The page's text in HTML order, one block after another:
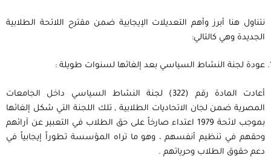
نتناول هنا أبرز وأهم التعديلات الإيجابية ضمن مقترح اللائحة الطلابية
الجديدة وهي كالتالي:
عودة لجنة النشاط السياسي بعد إلغائها لسنوات طويلة :
أعادت المادة رقم (322) لجنة النشاط السياسي داخل الجامعات
المصرية ضمن لجان الاتحاديات الطلابية , تلك اللجنة التي شكل إلغائها
بموجب لائحة 1979 اعتداء صارخاً على حق الطلاب في التعبير عن آرائهم
وحقهم في تنظيم أنفسهم ، وهو ما تراه المؤسسة تطوراً إيجابياً في
دعم حقوق الطلاب وحرياتهم .